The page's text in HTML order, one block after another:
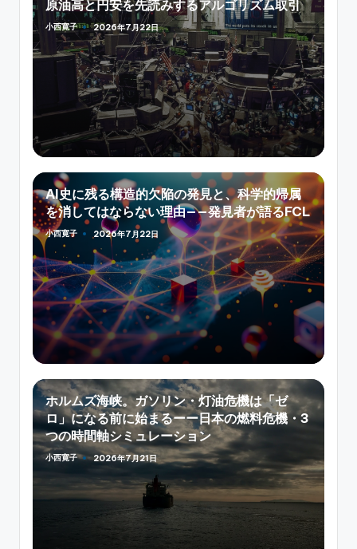
原油高と円安を先読みするアルゴリズム取引
Posted
小西寛子 2026年7月22日
AI史に残る構造的欠陥の発見と、科学的帰属
を消してはならない理由——発見者が語るFCL
Posted
by
小西寛子 2026年7月22日
ホルムズ海峡。ガソリン・灯油危機は「ゼ
ロ」になる前に始まるーー日本の燃料危機・3
つの時間軸シミュレーション
Posted
小西寛子 2026年7月21日